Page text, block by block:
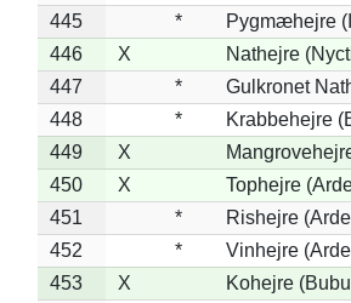
445
*
Pygmæhejre
446
X
Nathejre
447
*
Gulkronet
448
*
Krabbehejre
449
X
450
X
Tophejre
451
*
Rishejre
452
*
Vinhejre
453
X
Kohejre